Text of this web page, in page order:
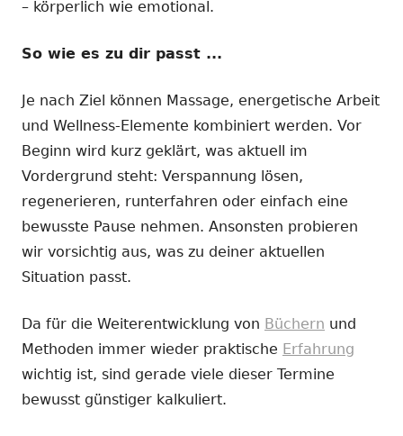
– körperlich wie emotional.
So wie es zu dir passt ...
Je nach Ziel können Massage, energetische Arbeit
und Wellness-Elemente kombiniert werden. Vor
Beginn wird kurz geklärt, was aktuell im
Vordergrund steht: Verspannung lösen,
regenerieren, runterfahren oder einfach eine
bewusste Pause nehmen. Ansonsten probieren
wir vorsichtig aus, was zu deiner aktuellen
Situation passt.
Da für die Weiterentwicklung von Büchern und
Methoden immer wieder praktische Erfahrung
wichtig ist, sind gerade viele dieser Termine
bewusst günstiger kalkuliert.